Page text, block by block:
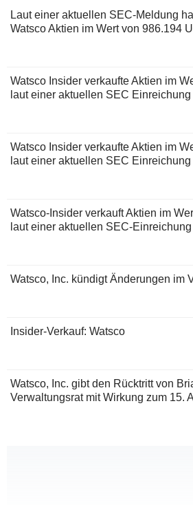
Laut einer aktuellen SEC-Meldung
Watsco Aktien im Wert von 986.194
Watsco Insider verkaufte Aktien im
laut einer aktuellen SEC Einreichung
Watsco Insider verkaufte Aktien im
laut einer aktuellen SEC Einreichung
Watsco-Insider verkauft Aktien im
laut einer aktuellen SEC-Einreichung
Watsco, Inc. kündigt Änderungen im
Insider-Verkauf: Watsco
Watsco, Inc. gibt den Rücktritt von
Verwaltungsrat mit Wirkung zum 15.